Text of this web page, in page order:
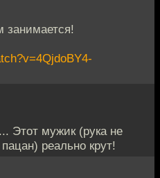
Этот мужик (рука не
реально крут!